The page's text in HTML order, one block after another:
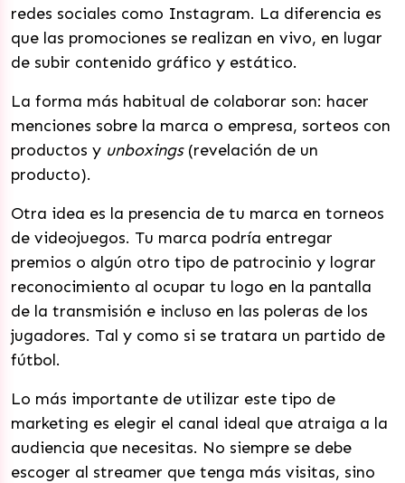
redes sociales como Instagram. La diferencia es
que las promociones se realizan en vivo, en lugar
de subir contenido gráfico y estático.
La forma más habitual de colaborar son: hacer
menciones sobre la marca o empresa, sorteos con
productos y unboxings(revelación de un
producto).
Otra idea es la presencia de tu marca en torneos
de videojuegos. Tu marca podría entregar
premios o algún otro tipo de patrocinio y lograr
reconocimiento al ocupar tu logo en la pantalla
de la transmisión e incluso en las poleras de los
jugadores. Tal y como si se tratara un partido de
fútbol.
Lo más importante de utilizar este tipo de
marketing es elegir el canal ideal que atraiga a la
audiencia que necesitas. No siempre se debe
escoger al streamer que tenga más visitas, sino